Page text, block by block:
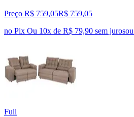
Preço R$ 759,05R$ 759,05
no Pix Ou 10x de R$ 79,90 sem jurosou
Full